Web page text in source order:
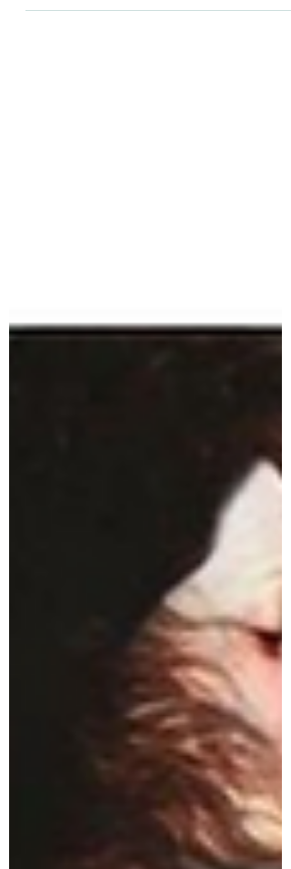
lectures rires inspirations partages... Inspirés